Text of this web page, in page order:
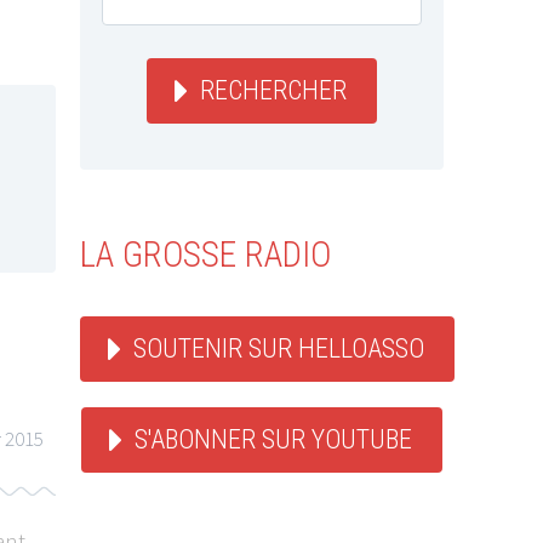
RECHERCHER
LA GROSSE RADIO
SOUTENIR SUR HELLOASSO
S'ABONNER SUR YOUTUBE